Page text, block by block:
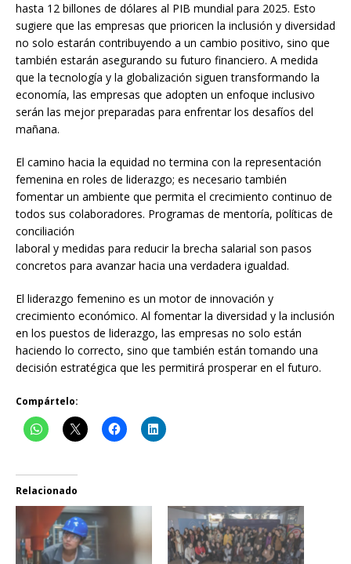
hasta 12 billones de dólares al PIB mundial para 2025. Esto
sugiere que las empresas que prioricen la inclusión y diversidad
no solo estarán contribuyendo a un cambio positivo, sino que
también estarán asegurando su futuro financiero. A medida
que la tecnología y la globalización siguen transformando la
economía, las empresas que adopten un enfoque inclusivo
serán las mejor preparadas para enfrentar los desafíos del
mañana.
El camino hacia la equidad no termina con la representación
femenina en roles de liderazgo; es necesario también
fomentar un ambiente que permita el crecimiento continuo de
todos sus colaboradores. Programas de mentoría, políticas de
conciliación
laboral y medidas para reducir la brecha salarial son pasos
concretos para avanzar hacia una verdadera igualdad.
El liderazgo femenino es un motor de innovación y
crecimiento económico. Al fomentar la diversidad y la inclusión
en los puestos de liderazgo, las empresas no solo están
haciendo lo correcto, sino que también están tomando una
decisión estratégica que les permitirá prosperar en el futuro.
Compártelo:
Relacionado